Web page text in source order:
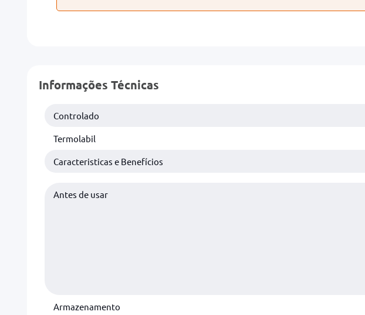
Informações Técnicas
Controlado
Termolabil
Caracteristicas e Benefícios
Antes de usar
Armazenamento